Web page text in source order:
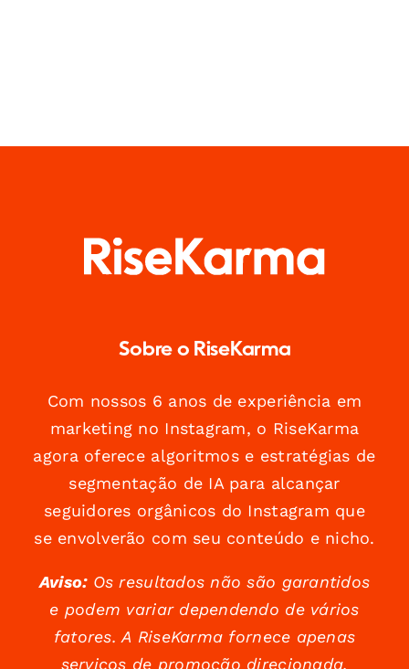
Sobre o RiseKarma
Com nossos 6 anos de experiência em
marketing no Instagram, o RiseKarma
agora oferece algoritmos e estratégias de
segmentação de IA para alcançar
seguidores orgânicos do Instagram que
se envolverão com seu conteúdo e nicho.
Aviso:Os resultados não são garantidos
e podem variar dependendo de vários
fatores. A RiseKarma fornece apenas
serviços de promoção direcionada.